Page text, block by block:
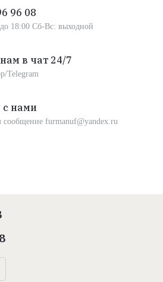
96 08
18:00 Сб-Вс: выходной
в чат 24/7
Telegram
с нами
сообщение furmanuf@yandex.ru